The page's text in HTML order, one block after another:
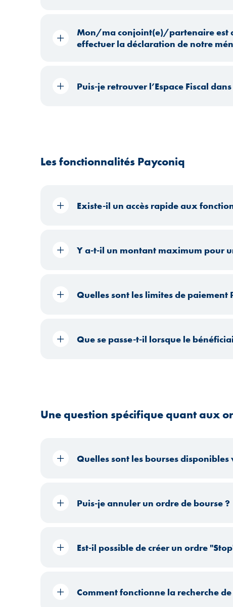
Mon/ma conjoint(e)/partenaire est
effectuer la déclaration de notre
Puis-je retrouver l’Espace Fiscal
Les fonctionnalités Payconiq
Existe-il un accès rapide aux
Y a-t-il un montant maximum pour
Quelles sont les limites de
Que se passe-t-il lorsque le
Une question spécifique quant aux
Quelles sont les bourses disponibles
Puis-je annuler un ordre de bourse ?
Est-il possible de créer un ordre
Comment fonctionne la recherche